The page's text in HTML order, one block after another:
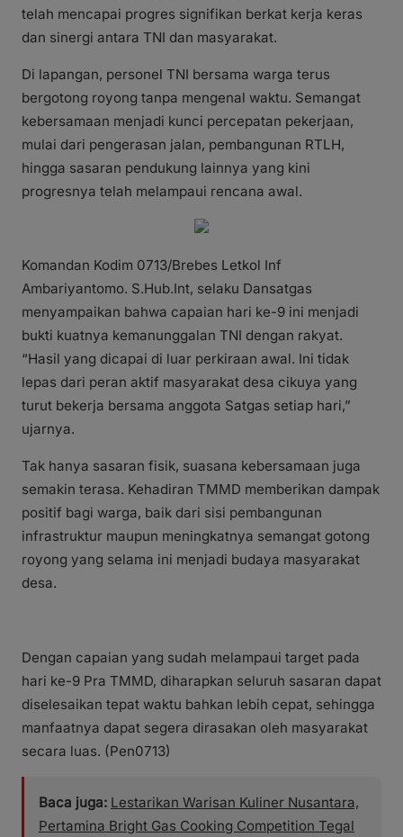
telah mencapai progres signifikan berkat kerja keras
dan sinergi antara TNI dan masyarakat.
Di lapangan, personel TNI bersama warga terus
bergotong royong tanpa mengenal waktu. Semangat
kebersamaan menjadi kunci percepatan pekerjaan,
mulai dari pengerasan jalan, pembangunan RTLH,
hingga sasaran pendukung lainnya yang kini
progresnya telah melampaui rencana awal.
Komandan Kodim 0713/Brebes Letkol Inf
Ambariyantomo. S.Hub.Int, selaku Dansatgas
menyampaikan bahwa capaian hari ke-9 ini menjadi
bukti kuatnya kemanunggalan TNI dengan rakyat.
“Hasil yang dicapai di luar perkiraan awal. Ini tidak
lepas dari peran aktif masyarakat desa cikuya yang
turut bekerja bersama anggota Satgas setiap hari,”
ujarnya.
Tak hanya sasaran fisik, suasana kebersamaan juga
semakin terasa. Kehadiran TMMD memberikan dampak
positif bagi warga, baik dari sisi pembangunan
infrastruktur maupun meningkatnya semangat gotong
royong yang selama ini menjadi budaya masyarakat
desa.
Dengan capaian yang sudah melampaui target pada
hari ke-9 Pra TMMD, diharapkan seluruh sasaran dapat
diselesaikan tepat waktu bahkan lebih cepat, sehingga
manfaatnya dapat segera dirasakan oleh masyarakat
secara luas. (Pen0713)
Baca juga: Lestarikan Warisan Kuliner Nusantara,
Pertamina Bright Gas Cooking Competition Tegal